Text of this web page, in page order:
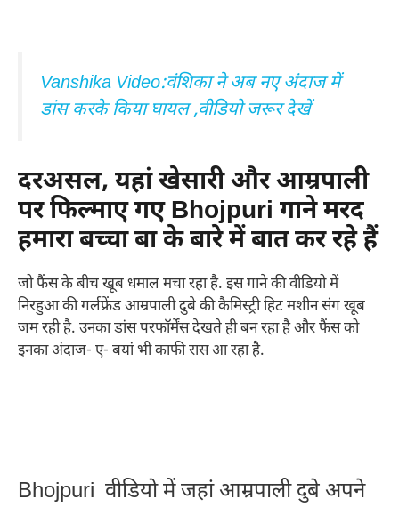
Vanshika Video:वंशिका ने अब नए अंदाज में
डांस करके किया घायल ,वीडियो जरूर देखें
दरअसल, यहां खेसारी और आम्रपाली
पर फिल्माए गए Bhojpuri गाने मरद
हमारा बच्चा बा के बारे में बात कर रहे हैं
जो फैंस के बीच खूब धमाल मचा रहा है. इस गाने की वीडियो में
निरहुआ की गर्लफ्रेंड आम्रपाली दुबे की कैमिस्ट्री हिट मशीन संग खूब
जम रही है. उनका डांस परफॉर्मेंस देखते ही बन रहा है और फैंस को
इनका अंदाज- ए- बयां भी काफी रास आ रहा है.
Bhojpuri वीडियो में जहां आम्रपाली दुबे अपने